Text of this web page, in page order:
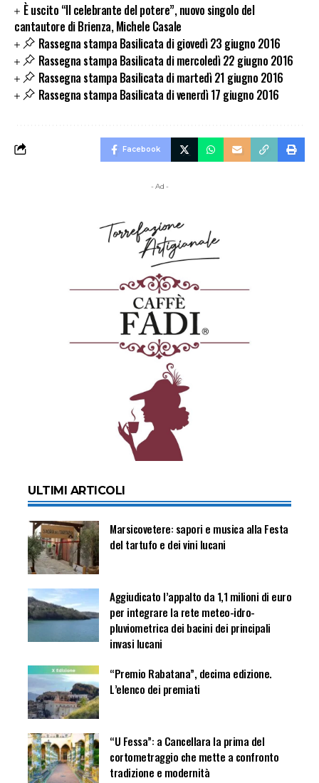
È uscito “Il celebrante del potere”, nuovo singolo del
cantautore di Brienza, Michele Casale
Rassegna stampa Basilicata di giovedì 23 giugno 2016
Rassegna stampa Basilicata di mercoledì 22 giugno 2016
Rassegna stampa Basilicata di martedì 21 giugno 2016
Rassegna stampa Basilicata di venerdì 17 giugno 2016
Facebook
- Ad -
ULTIMI ARTICOLI
Marsicovetere: sapori e musica alla Festa
del tartufo e dei vini lucani
Aggiudicato l’appalto da 1,1 milioni di euro
per integrare la rete meteo-idro-
pluviometrica dei bacini dei principali
invasi lucani
“Premio Rabatana”, decima edizione.
L’elenco dei premiati
“U Fessa”: a Cancellara la prima del
cortometraggio che mette a confronto
tradizione e modernità